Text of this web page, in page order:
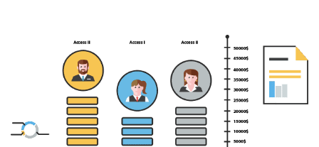
Sistema POS (PDV) para Tiendas Electrónicas
Punto de venta en la tableta